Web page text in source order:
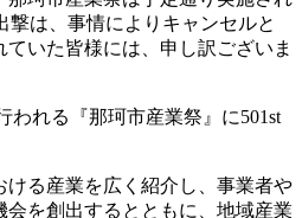
撃は、事情によりキャンセルと
いた皆様には、申し訳ございま
われる『那珂市産業祭』に501st
る産業を広く紹介し、事業者や
を創出するとともに、地域産業